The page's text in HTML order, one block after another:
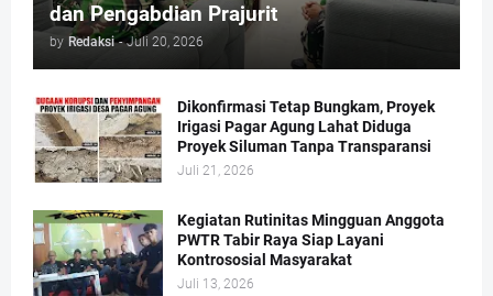
dan Pengabdian Prajurit
by Redaksi - Juli 20, 2026
Dikonfirmasi Tetap Bungkam, Proyek
Irigasi Pagar Agung Lahat Diduga
Proyek Siluman Tanpa Transparansi
Juli 21, 2026
Kegiatan Rutinitas Mingguan Anggota
PWTR Tabir Raya Siap Layani
Kontrososial Masyarakat
Juli 13, 2026